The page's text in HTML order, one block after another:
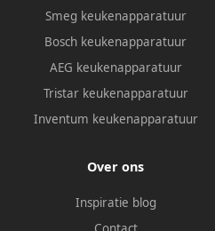
Smeg keukenapparatuur
Bosch keukenapparatuur
AEG keukenapparatuur
Tristar keukenapparatuur
Inventum keukenapparatuur
Over ons
Inspiratie blog